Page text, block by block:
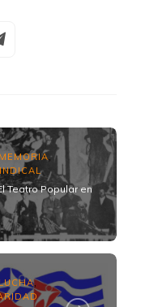
,
Teatro Popular en
,